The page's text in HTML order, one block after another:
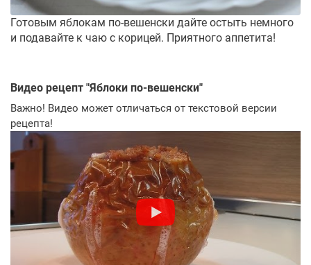
Готовым яблокам по-вешенски дайте остыть немного
и подавайте к чаю с корицей. Приятного аппетита!
Видео рецепт "Яблоки по-вешенски"
Важно! Видео может отличаться от текстовой версии
рецепта!